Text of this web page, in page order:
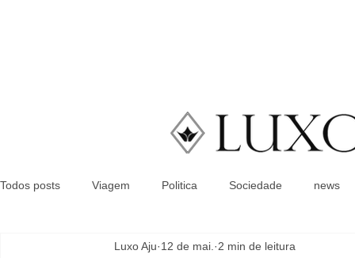
Todos posts Viagem Politica Sociedade news
Luxo Aju 12 de mai. 2 min de leitura